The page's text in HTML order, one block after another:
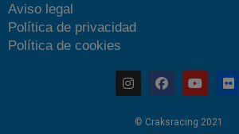
Aviso legal
Política de privacidad
Política de cookies
© Craksracing 2021